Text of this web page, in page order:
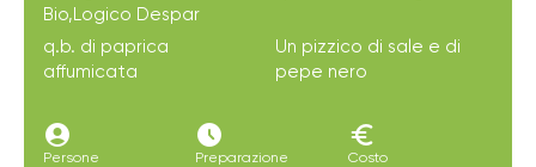
Bio,Logico Despar
q.b. di paprica
affumicata
Un pizzico di sale e di
pepe nero
account_circle
Persone
access_time_filled
Preparazione
euro
Costo